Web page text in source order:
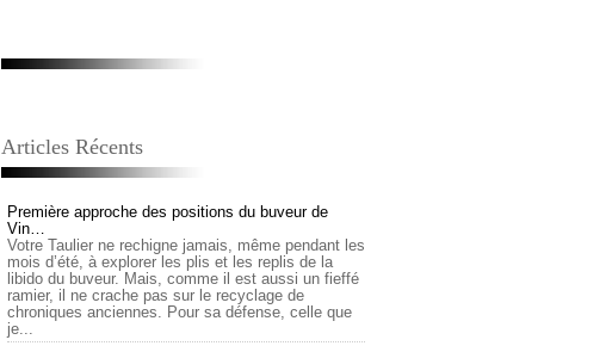
Articles Récents
Première approche des positions du buveur de
Vin…
Votre Taulier ne rechigne jamais, même pendant les
mois d’été, à explorer les plis et les replis de la
libido du buveur. Mais, comme il est aussi un fieffé
ramier, il ne crache pas sur le recyclage de
chroniques anciennes. Pour sa défense, celle que
je...